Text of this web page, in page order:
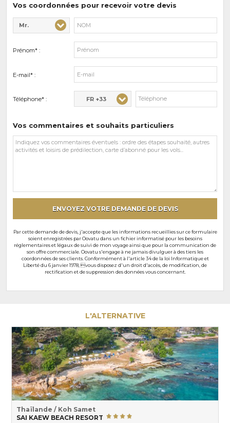
Vos coordonnées pour recevoir votre devis
Civilité* :
Mr.
Nom* :
Prénom* :
E-mail* :
Téléphone* : FR +33
Vos commentaires et souhaits particuliers
Vos
commentaires
ENVOYEZ VOTRE DEMANDE DE DEVIS
Par cette demande de devis, j'accepte que les informations recueillies sur ce formulaire
soient enregistrées par Oovatu dans un fichier informatisé pour les besoins
réglementaires et légaux de suivi de mon voyage ainsi que pour la communication de
son offre commerciale. Oovatu s'engage à ne jamais divulguer à des tiers les
coordonnées de ses clients. Conformément à l'article 34 de la loi Informatique et
Liberté du 6 janvier 1978, vous disposez d'un droit d'accès, de modification, de
rectification et de suppression des données vous concernant.
L'ALTERNATIVE
Thaïlande / Koh Samet
SAI KAEW BEACH RESORT